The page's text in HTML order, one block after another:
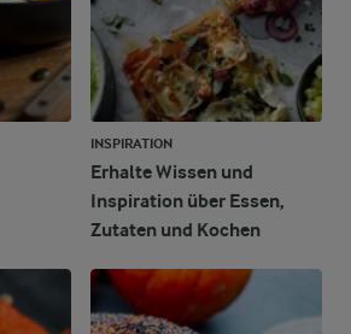
INSPIRATION
Erhalte Wissen und
Inspiration über Essen,
Zutaten und Kochen